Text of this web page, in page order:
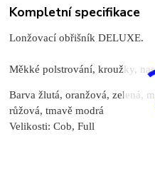
Kompletní specifikace
Lonžovací obřišník DELUXE.
Měkké polstrování, kroužky,
Barva žlutá, oranžová, zelená,
růžová, tmavě modrá
Velikosti: Cob, Full